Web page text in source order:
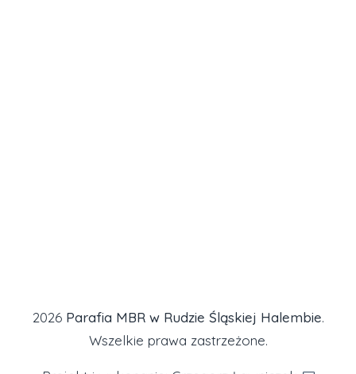
2026 Parafia MBR w Rudzie Śląskiej Halembie.
Wszelkie prawa zastrzeżone.